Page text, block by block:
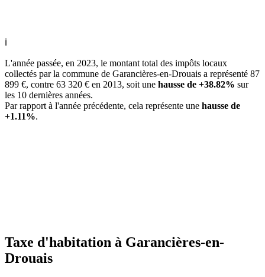
ℹ
L'année passée, en 2023, le montant total des impôts locaux
collectés par la commune de Garancières-en-Drouais a représenté 87
899 €, contre 63 320 € en 2013, soit une hausse de +38.82% sur
les 10 dernières années.
Par rapport à l'année précédente, cela représente une hausse de
+1.11%.
Taxe d'habitation à Garancières-en-
Drouais